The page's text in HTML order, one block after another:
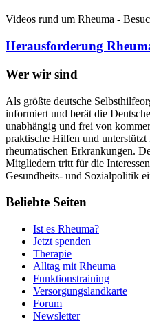
Videos rund um Rheuma -
Herausforderung
Wer wir sind
Als größte deutsche
informiert und berät die
unabhängig und frei von
praktische Hilfen und unterstützt
rheumatischen Erkrankungen.
Mitgliedern tritt für die
Gesundheits- und Sozialpolitik
Beliebte Seiten
Ist es Rheuma?
Jetzt spenden
Therapie
Alltag mit Rheuma
Funktionstraining
Versorgungslandkarte
Forum
Newsletter